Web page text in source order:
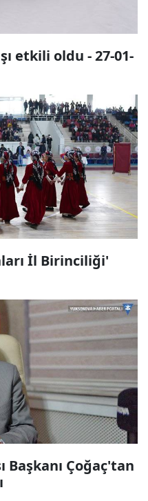
etkili oldu - 27-01-
İl Birinciliği'
Başkanı Çoğaç'tan